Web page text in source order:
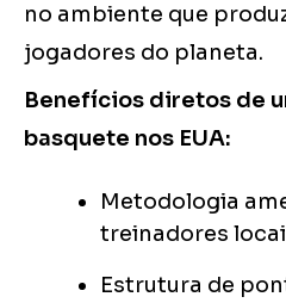
no ambiente que
jogadores do planeta.
Benefícios diretos de
basquete nos EUA:
Metodologia
treinadores
Estrutura de